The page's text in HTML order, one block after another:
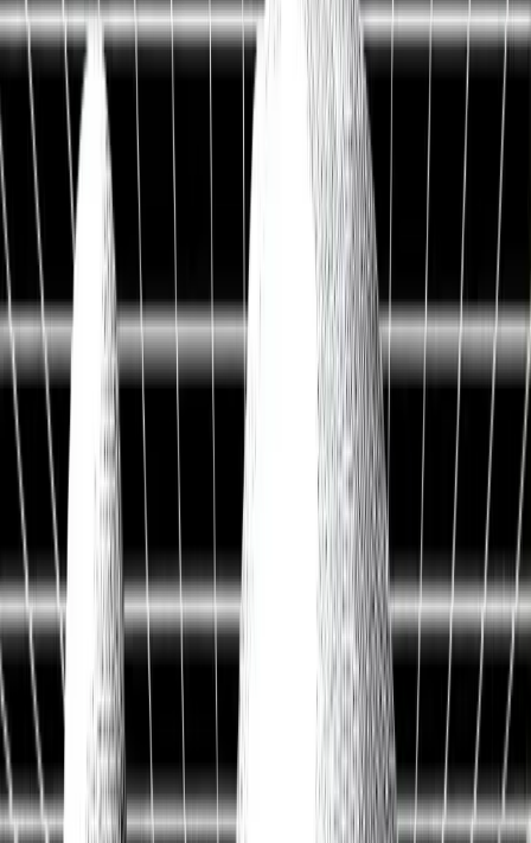
Live Workshop
TERMINAL + API
Kostenlos
Sieh, was andere nicht sehen
Fair Value, KI-Analysen & Screener zu 20.000+ Aktien —
vertraut von BlackRock, Goldman Sachs & Anthropic.
100M+
Kennzahlen
50 J.
Historische Daten
<10ms
API-Latenz
Kostenlos Aktien analysieren